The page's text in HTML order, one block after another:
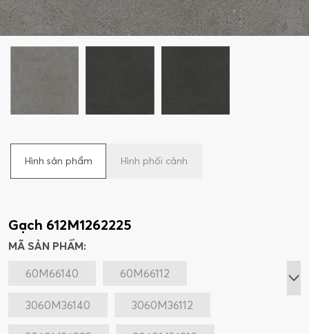
Hình sản phẩm Hình phối cảnh
Gạch 612M1262225
MÃ SẢN PHẨM:
60M66140
60M66112
3060M36140 3060M36112